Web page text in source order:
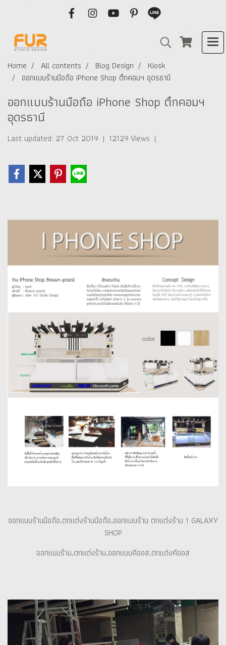
Home All contents Blog Design
Kiosk
ออกแบบร้านมือถือ iPhone Shop ตึกคอมฯ อุดรธานี
ออกแบบร้านมือถือ iPhone Shop ตึกคอมฯ
อุดรธานี
Last updated: 27 Oct 2019 | 12129 Views |
ออกแบบร้านมือถือ,ตกแต่งร้านมือถือ,ออกแบบร้าน ตกแต่งร้าน 1 GALAXY
SHOP
ออกแบบร้าน,ตกแต่งร้าน,ออกแบบคีออส,ตกแต่งคีออส